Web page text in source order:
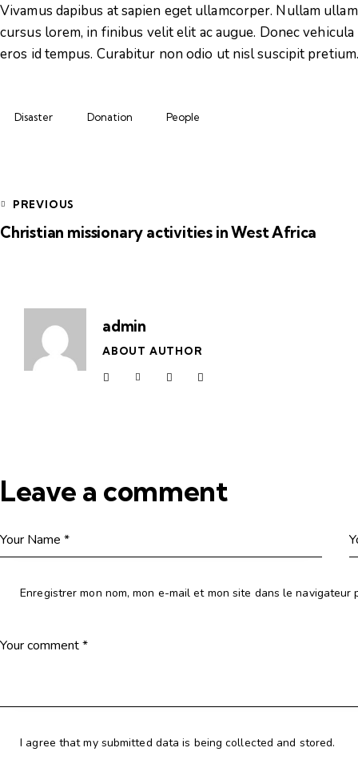
Vivamus dapibus at sapien eget ullamcorper. Nullam
cursus lorem, in finibus velit elit ac augue. Donec
eros id tempus. Curabitur non odio ut nisl suscipit
Disaster Donation People
PREVIOUS
Christian missionary activities in West Africa
admin
ABOUT AUTHOR
Leave a comment
Enregistrer mon nom, mon e-mail et mon site dans le navigateur
I agree that my submitted data is being collected and stored.